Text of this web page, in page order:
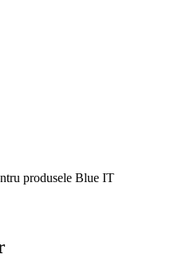
produsele Blue IT